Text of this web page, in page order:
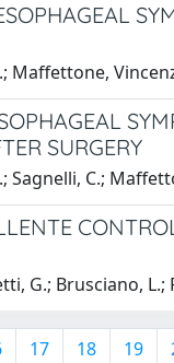
Maffettone,
SURGERY
Sagnelli, C.;
Brusciano, L.;
17 18 19